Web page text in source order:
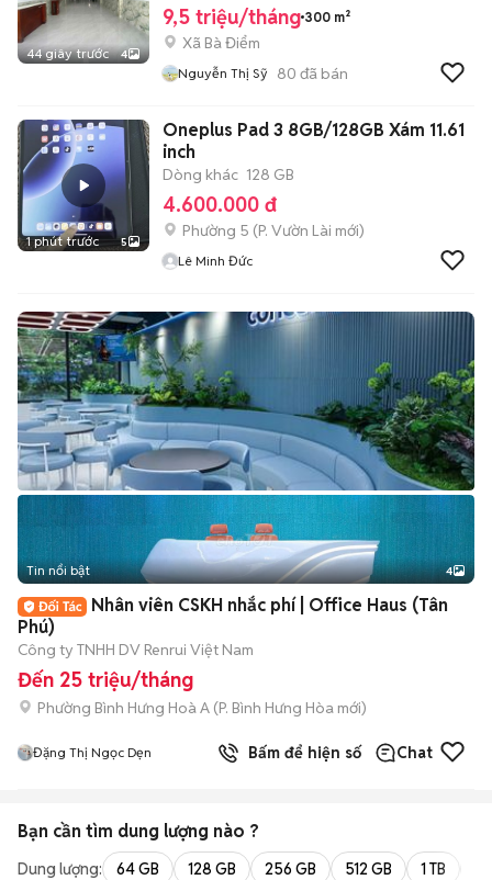
44 giây trước 4
9,5 triệu/tháng 300 m²
Xã Bà Điểm
Nguyễn Thị Sỹ 80 đã bán
1 phút trước 5
Oneplus Pad 3 8GB/128GB Xám 11.61
inch
Dòng khác 128 GB
4.600.000 đ
Phường 5 (P. Vườn Lài mới)
Lê Minh Đức
Tin nổi bật 4
Nhân viên CSKH nhắc phí | Office Haus (Tân
Phú)
Công ty TNHH DV Renrui Việt Nam
Đến 25 triệu/tháng
Phường Bình Hưng Hoà A (P. Bình Hưng Hòa mới)
Đặng Thị Ngọc Dẹn Bấm để hiện số Chat
Bạn cần tìm dung lượng nào ?
Dung lượng: 64 GB 128 GB 256 GB 512 GB 1 TB